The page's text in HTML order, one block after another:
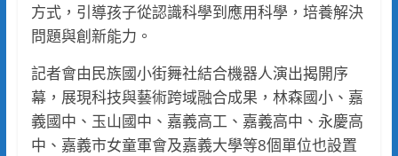
方式，引導孩子從認識科學到應用科學，培養解決
問題與創新能力。
記者會由民族國小街舞社結合機器人演出揭開序
幕，展現科技與藝術跨域融合成果，林森國小、嘉
義國中、玉山國中、嘉義高工、嘉義高中、永慶高
中、嘉義市女童軍會及嘉義大學等8個單位也設置